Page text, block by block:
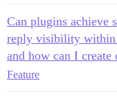
Can plugins achieve
reply visibility within
and how can I create
Feature